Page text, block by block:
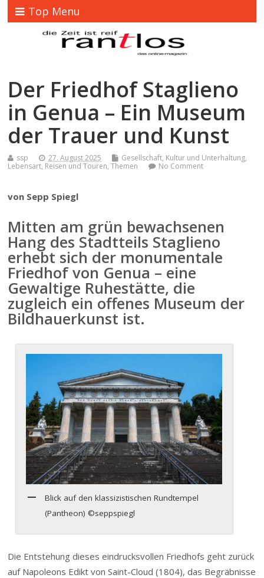
Top Menu
Der Friedhof Staglieno
in Genua – Ein Museum
der Trauer und Kunst
ssp 27. August 2025 Gesellschaft, Kultur und Unterhaltung,
Lebensart, Reisen und Touren,Themen No Comment
von Sepp Spiegl
Mitten am grün bewachsenen
Hang des Stadtteils Staglieno
erhebt sich der monumentale
Friedhof von Genua – eine
Gewaltige Ruhestätte, die
zugleich ein offenes Museum der
Bildhauerkunst ist.
Blick auf den klassizistischen Rundtempel
(Pantheon) ©seppspiegl
Die Entstehung dieses eindrucksvollen Friedhofs geht zurück
auf Napoleons Edikt von Saint-Cloud (1804), das Begräbnisse